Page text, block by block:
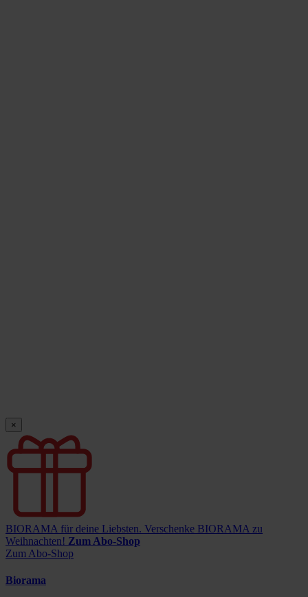
×
BIORAMA für deine Liebsten. Verschenke BIORAMA zu
Weihnachten! Zum Abo-Shop
Zum Abo-Shop
Biorama